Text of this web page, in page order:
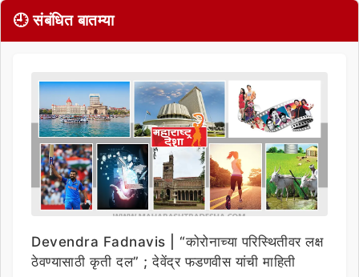
🕘 संबंधित बातम्या
Devendra Fadnavis | “कोरोनाच्या परिस्थितीवर लक्ष
ठेवण्यासाठी कृती दल” ; देवेंद्र फडणवीस यांची माहिती